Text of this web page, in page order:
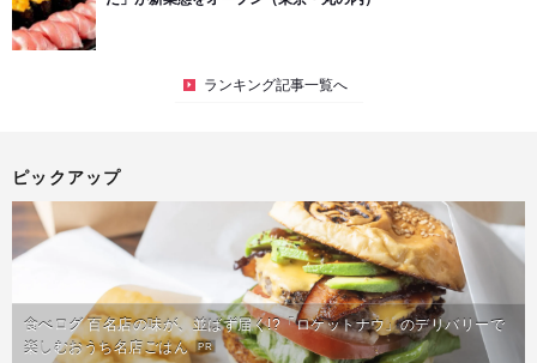
ランキング記事一覧へ
ピックアップ
食べログ 百名店の味が、並ばず届く!?「ロケットナウ」のデリバリーで
楽しむおうち名店ごはん PR